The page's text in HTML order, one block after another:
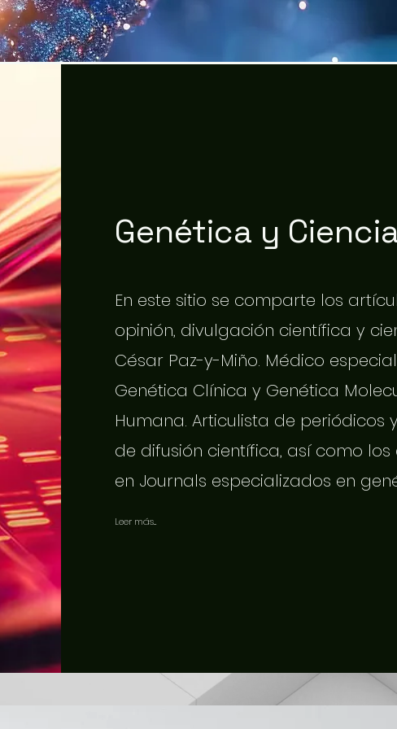
Genética y
En este sitio se comparte los
opinión, divulgación científica y
César Paz-y-Miño. Médico
Genética Clínica y Genética
Humana. Articulista de periódicos
de difusión científica, así como
en Journals especializados en
Leer más...